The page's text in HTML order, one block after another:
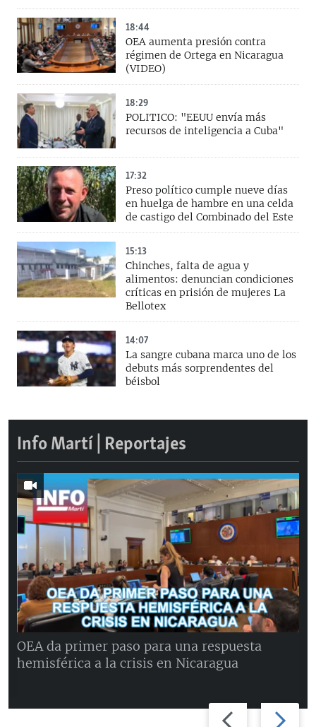
18:44
OEA aumenta presión contra
régimen de Ortega en Nicaragua
(VIDEO)
18:29
POLITICO: "EEUU envía más
recursos de inteligencia a Cuba"
17:32
Preso político cumple nueve días
en huelga de hambre en una celda
de castigo del Combinado del Este
15:13
Chinches, falta de agua y
alimentos: denuncian condiciones
críticas en prisión de mujeres La
Bellotex
14:07
La sangre cubana marca uno de los
debuts más sorprendentes del
béisbol
Info Martí | Reportajes
Previous Next
OEA da primer paso para una respuesta
hemisférica a la crisis en Nicaragua